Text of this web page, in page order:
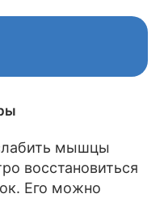
мышцы
восстановиться
Его можно